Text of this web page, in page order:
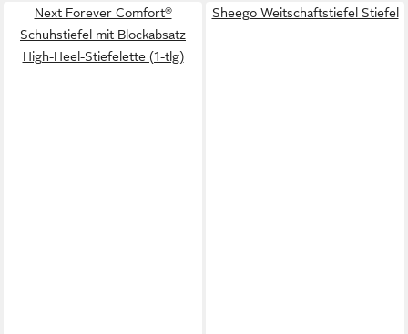
Next Forever Comfort®
Schuhstiefel mit Blockabsatz
High-Heel-Stiefelette (1-tlg)
Sheego Weitschaftstiefel Stiefel